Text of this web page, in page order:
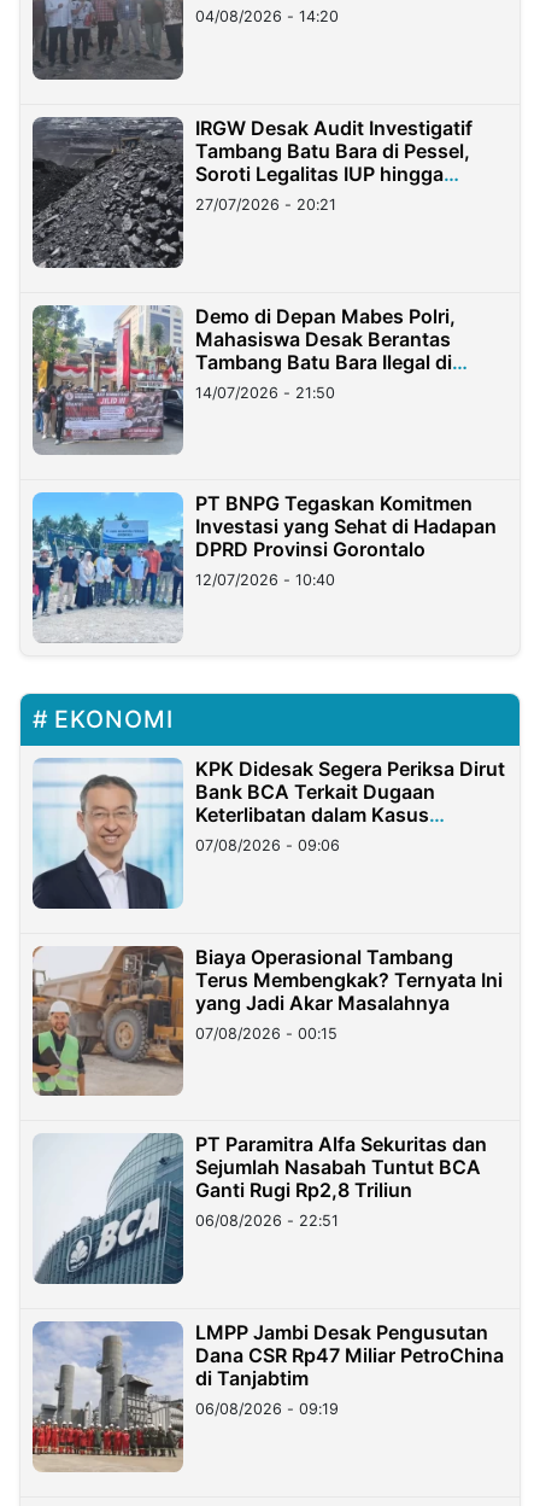
04/08/2026 - 14:20
IRGW Desak Audit Investigatif
Tambang Batu Bara di Pessel,
Soroti Legalitas IUP hingga
Stockpile
27/07/2026 - 20:21
Demo di Depan Mabes Polri,
Mahasiswa Desak Berantas
Tambang Batu Bara Ilegal di
Lampung
14/07/2026 - 21:50
PT BNPG Tegaskan Komitmen
Investasi yang Sehat di Hadapan
DPRD Provinsi Gorontalo
12/07/2026 - 10:40
EKONOMI
KPK Didesak Segera Periksa Dirut
Bank BCA Terkait Dugaan
Keterlibatan dalam Kasus
Hilangnya Dana Nasabah Rp2,58
Miliar
07/08/2026 - 09:06
Biaya Operasional Tambang
Terus Membengkak? Ternyata Ini
yang Jadi Akar Masalahnya
07/08/2026 - 00:15
PT Paramitra Alfa Sekuritas dan
Sejumlah Nasabah Tuntut BCA
Ganti Rugi Rp2,8 Triliun
06/08/2026 - 22:51
LMPP Jambi Desak Pengusutan
Dana CSR Rp47 Miliar PetroChina
di Tanjabtim
06/08/2026 - 09:19